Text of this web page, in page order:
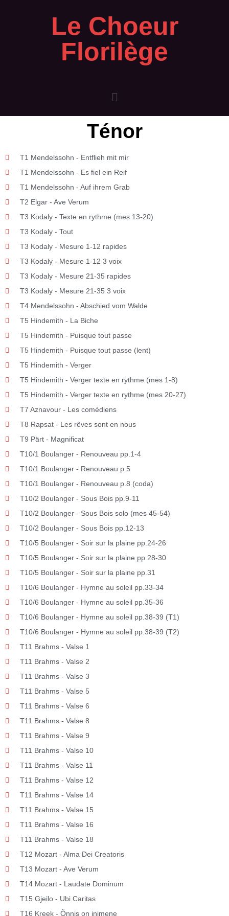
Le Choeur
Florilège
Ténor
T1 Mendelssohn - Entflieh mit mir
T1 Mendelssohn - Es fiel ein Reif
T1 Mendelssohn - Auf ihrem Grab
T2 Elgar - Ave Verum
T3 Kodaly - Texte en rythme (mes 13-20)
T3 Kodaly - Tout
T3 Kodaly - Mesure 1-12 rapides
T3 Kodaly - Mesure 1-12 3 voix
T3 Kodaly - Mesure 21-35 rapides
T3 Kodaly - Mesure 21-35 3 voix
T4 Mendelssohn - Abschied vom Walde
T5 Hindemith - La Biche
T5 Hindemith - Puisque tout passe
T5 Hindemith - Puisque tout passe (lent)
T5 Hindemith - Verger
T5 Hindemith - Verger texte en rythme (mes 1-8)
T5 Hindemith - Verger texte en rythme (mes 20-27)
T7 Aznavour - Les comédiens
T8 Rapsat - Les rêves sont en nous
T9 Pärt - Magnificat
T10/1 Boulanger - Renouveau pp.1-4
T10/1 Boulanger - Renouveau p.5
T10/1 Boulanger - Renouveau p.8 (coda)
T10/2 Boulanger - Sous Bois pp.9-11
T10/2 Boulanger - Sous Bois solo (mes 45-54)
T10/2 Boulanger - Sous Bois pp.12-13
T10/5 Boulanger - Soir sur la plaine pp.24-26
T10/5 Boulanger - Soir sur la plaine pp.28-30
T10/5 Boulanger - Soir sur la plaine pp.31
T10/6 Boulanger - Hymne au soleil pp.33-34
T10/6 Boulanger - Hymne au soleil pp.35-36
T10/6 Boulanger - Hymne au soleil pp.38-39 (T1)
T10/6 Boulanger - Hymne au soleil pp.38-39 (T2)
T11 Brahms - Valse 1
T11 Brahms - Valse 2
T11 Brahms - Valse 3
T11 Brahms - Valse 5
T11 Brahms - Valse 6
T11 Brahms - Valse 8
T11 Brahms - Valse 9
T11 Brahms - Valse 10
T11 Brahms - Valse 11
T11 Brahms - Valse 12
T11 Brahms - Valse 14
T11 Brahms - Valse 15
T11 Brahms - Valse 16
T11 Brahms - Valse 18
T12 Mozart - Alma Dei Creatoris
T13 Mozart - Ave Verum
T14 Mozart - Laudate Dominum
T15 Gjeilo - Ubi Caritas
T16 Kreek - Õnnis on inimene